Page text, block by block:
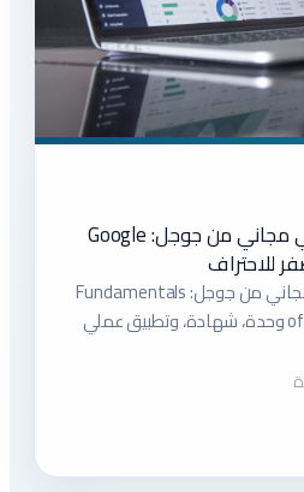
كورس تسويق إلكتروني مجاني من جوجل: Google
كورس تسويق إلكتروني مجاني من جوجل: Fundamentals
of Digital Marketing — 26 وحدة، شهادة، وتطبيق عملي